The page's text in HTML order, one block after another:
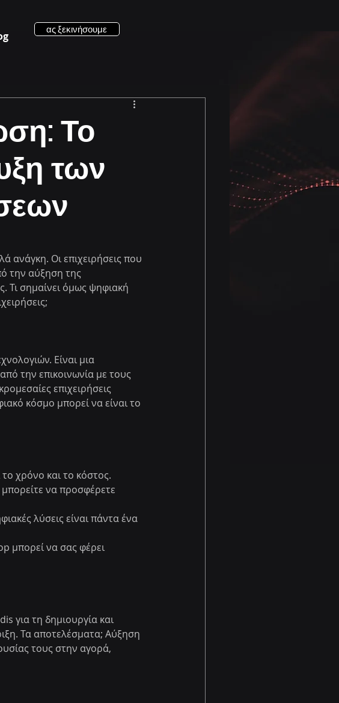
ας ξεκινήσουμε
Το
των
ανάγκη. Οι επιχειρήσεις που
την αύξηση της
Τι σημαίνει όμως ψηφιακή
Είναι μια
την επικοινωνία με τους
επιχειρήσεις
κόσμο μπορεί να είναι το
χρόνο και το κόστος.
να προσφέρετε
λύσεις είναι πάντα ένα
μπορεί να σας φέρει
για τη δημιουργία και
Τα αποτελέσματα; Αύξηση
τους στην αγορά,